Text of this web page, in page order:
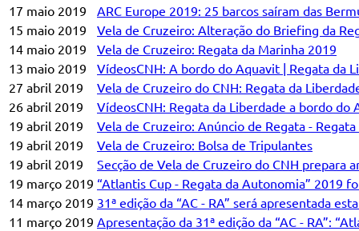
17 maio 2019
ARC Europe 2019: 25 barcos saíram das
15 maio 2019
Vela de Cruzeiro: Alteração do Briefing da
14 maio 2019
Vela de Cruzeiro: Regata da Marinha 2019
13 maio 2019
VídeosCNH: A bordo do Aquavit | Regata da
27 abril 2019
Vela de Cruzeiro do CNH: Regata da
26 abril 2019
VídeosCNH: Regata da Liberdade a bordo do
19 abril 2019
Vela de Cruzeiro: Anúncio de Regata -
19 abril 2019
Vela de Cruzeiro: Bolsa de Tripulantes
19 abril 2019
Secção de Vela de Cruzeiro do CNH prepara
19 março 2019 “Atlantis Cup - Regata da Autonomia” 2019
14 março 2019 31ª edição da “AC - RA” será apresentada
11 março 2019 Apresentação da 31ª edição da “AC - RA”: